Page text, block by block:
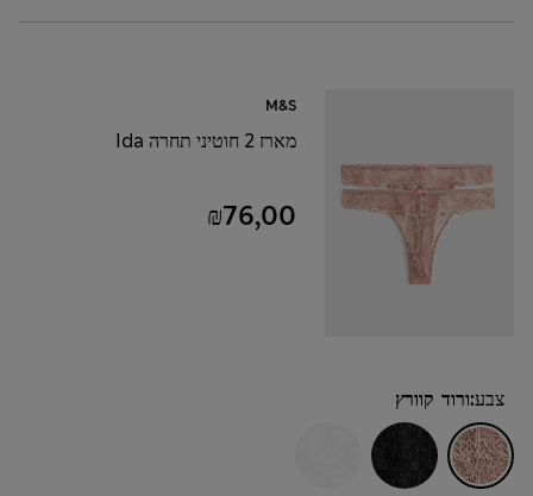
M&S
מארז 2 חוטיני תחרה Ida
₪76,00
צבע:ורוד קוורץ